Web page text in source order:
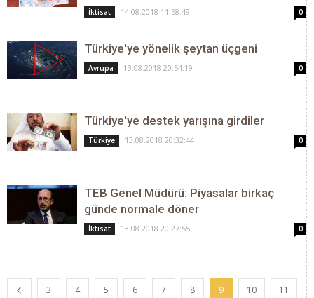
İktisat 14.08.2018 11:58:49 0
Türkiye'ye yönelik şeytan üçgeni
Avrupa 13.08.2018 20:54:19 0
Türkiye'ye destek yarışına girdiler
Türkiye 13.08.2018 20:32:44 0
TEB Genel Müdürü: Piyasalar birkaç
günde normale döner
İktisat 13.08.2018 20:27:55 0
3 4 5 6 7 8 9 10 11